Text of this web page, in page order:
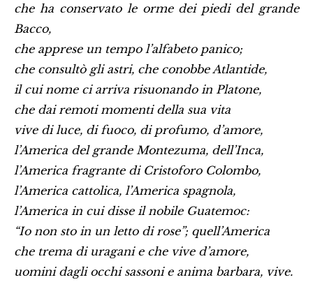
che ha conservato le orme dei piedi del grande
Bacco,
che apprese un tempo l’alfabeto panico;
che consultò gli astri, che conobbe Atlantide,
il cui nome ci arriva risuonando in Platone,
che dai remoti momenti della sua vita
vive di luce, di fuoco, di profumo, d’amore,
l’America del grande Montezuma, dell’Inca,
l’America fragrante di Cristoforo Colombo,
l’America cattolica, l’America spagnola,
l’America in cui disse il nobile Guatemoc:
“Io non sto in un letto di rose”; quell’America
che trema di uragani e che vive d’amore,
uomini dagli occhi sassoni e anima barbara, vive.